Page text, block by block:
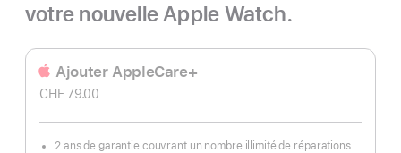
votre nouvelle Apple Watch.
Ajouter AppleCare+
CHF 79.00
2 ans de garantie couvrant un nombre illimité de réparations